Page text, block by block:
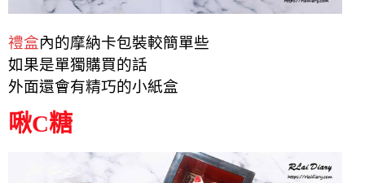
禮盒內的摩納卡包裝較簡單些
如果是單獨購買的話
外面還會有精巧的小紙盒
啾C糖